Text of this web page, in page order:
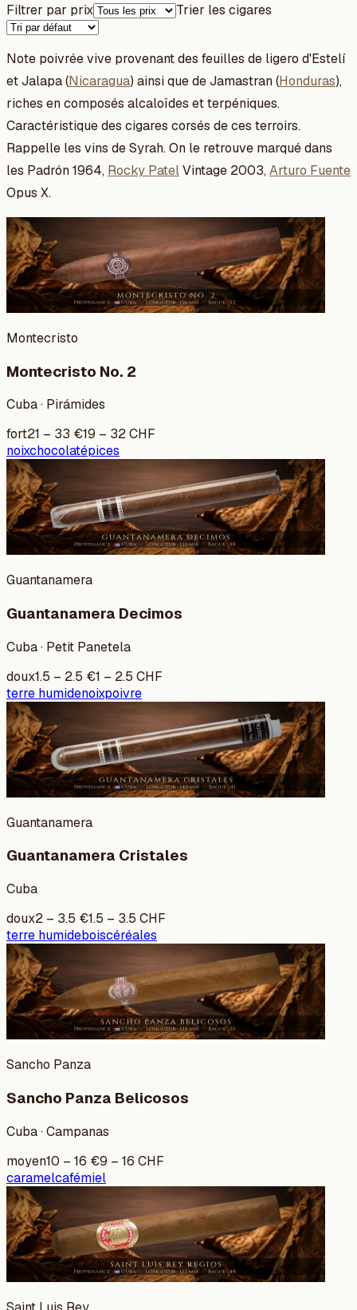
Filtrer par prix Trier les cigares
Note poivrée vive provenant des feuilles de ligero d'Estelí
et Jalapa (Nicaragua) ainsi que de Jamastran (Honduras),
riches en composés alcaloïdes et terpéniques.
Caractéristique des cigares corsés de ces terroirs.
Rappelle les vins de Syrah. On le retrouve marqué dans
les Padrón 1964, Rocky PatelVintage 2003,Arturo Fuente
Opus X.
Montecristo
Montecristo No. 2
Cuba · Pirámides
fort21 – 33 €19 – 32CHF
noixchocolatépices
Guantanamera
Guantanamera Decimos
Cuba · Petit Panetela
doux1.5 – 2.5 €1 – 2.5 CHF
terre humidenoixpoivre
Guantanamera
Guantanamera Cristales
Cuba
doux2 – 3.5 €1.5 – 3.5 CHF
terre humideboiscéréales
Sancho Panza
Sancho Panza Belicosos
Cuba · Campanas
moyen10 – 16 €9 – 16 CHF
caramelcafémiel